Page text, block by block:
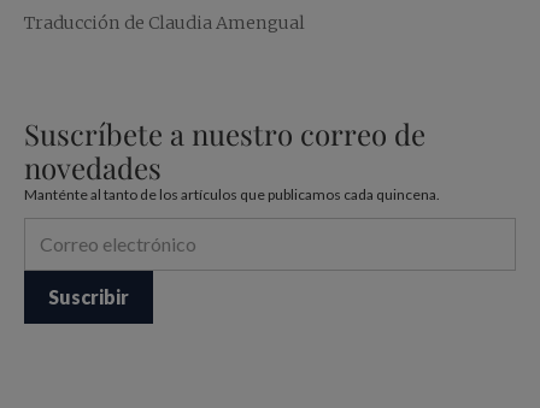
Traducción de Claudia Amengual
Suscríbete a nuestro correo de
novedades
Manténte al tanto de los artículos que publicamos cada quincena.